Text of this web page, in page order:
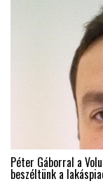
Péter Gáborral a
beszéltünk a